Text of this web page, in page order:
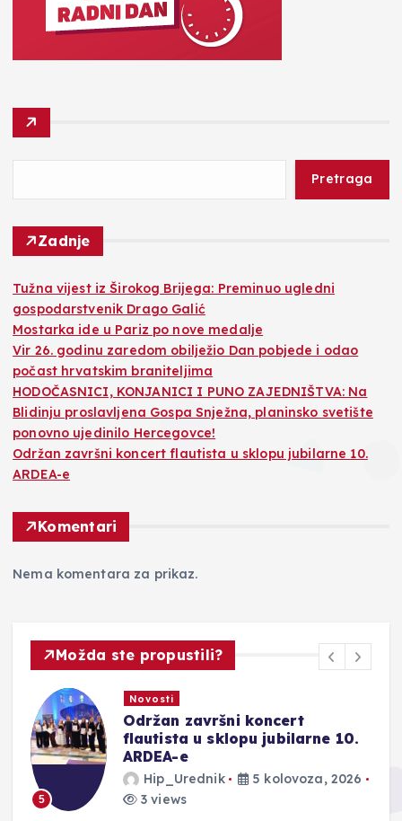
Pretraga
Zadnje
Tužna vijest iz Širokog Brijega: Preminuo ugledni
gospodarstvenik Drago Galić
Mostarka ide u Pariz po nove medalje
Vir 26. godinu zaredom obilježio Dan pobjede i odao
počast hrvatskim braniteljima
HODOČASNICI, KONJANICI I PUNO ZAJEDNIŠTVA: Na
Blidinju proslavljena Gospa Snježna, planinsko svetište
ponovno ujedinilo Hercegovce!
Održan završni koncert flautista u sklopu jubilarne 10.
ARDEA-e
Komentari
Nema komentara za prikaz.
Možda ste propustili?
5
Novosti
Održan završni koncert
flautista u sklopu jubilarne 10.
ARDEA-e
Hip_Urednik
5 kolovoza, 2026
3 views